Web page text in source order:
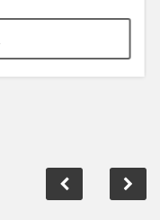
NAS REDES